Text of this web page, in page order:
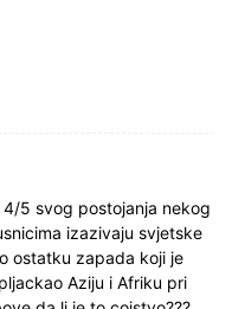
5 svog postojanja nekog
izazivaju svjetske
ostatku zapada koji je
Aziju i Afriku pri